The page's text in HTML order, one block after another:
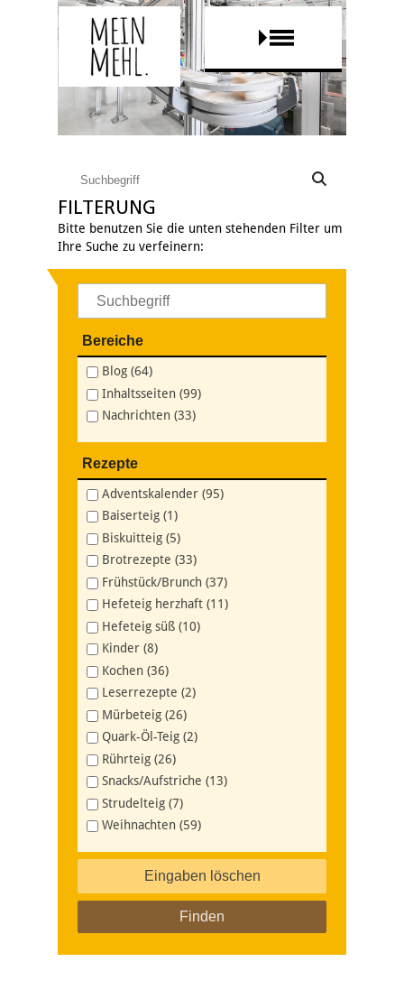
FILTERUNG
Bitte benutzen Sie die unten stehenden Filter um
Ihre Suche zu verfeinern:
Bereiche
Blog (64)
Inhaltsseiten (99)
Nachrichten (33)
Rezepte
Adventskalender (95)
Baiserteig (1)
Biskuitteig (5)
Brotrezepte (33)
Frühstück/Brunch (37)
Hefeteig herzhaft (11)
Hefeteig süß (10)
Kinder (8)
Kochen (36)
Leserrezepte (2)
Mürbeteig (26)
Quark-Öl-Teig (2)
Rührteig (26)
Snacks/Aufstriche (13)
Strudelteig (7)
Weihnachten (59)
Eingaben löschen